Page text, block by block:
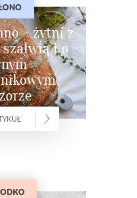
– żytni z
i o